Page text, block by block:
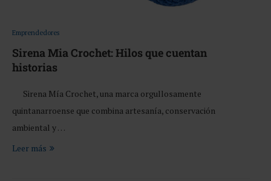
Emprendedores
Sirena Mia Crochet: Hilos que cuentan
historias
Sirena Mía Crochet, una marca orgullosamente
quintanarroense que combina artesanía, conservación
ambiental y …
Leer más